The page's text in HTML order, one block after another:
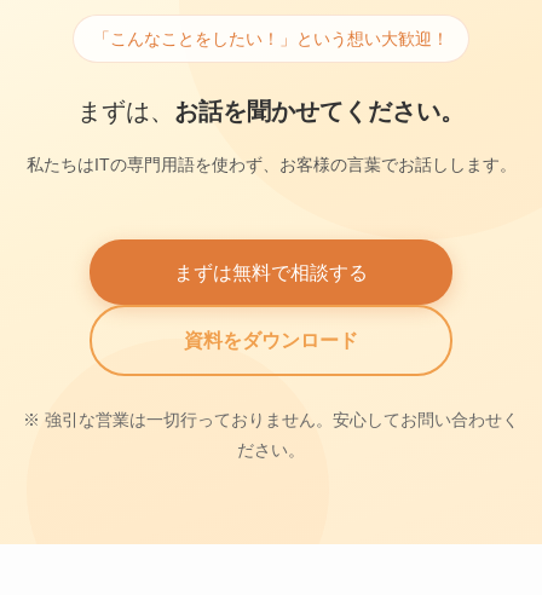
「こんなことをしたい！」という想い大歓迎！
まずは、 お話を聞かせてください。
私たちはITの専門用語を使わず、お客様の言葉でお話しします。
まずは無料で相談する
資料をダウンロード
※ 強引な営業は一切行っておりません。安心してお問い合わせく
ださい。